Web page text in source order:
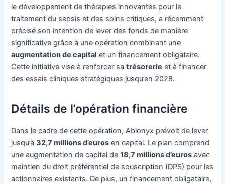
le développement de thérapies innovantes pour le
traitement du sepsis et des soins critiques, a récemment
précisé son intention de lever des fonds de manière
significative grâce à une opération combinant une
augmentation de capital et un financement obligataire.
Cette initiative vise à renforcer satrésorerie et à financer
des essais cliniques stratégiques jusqu’en 2028.
Détails de l’opération financière
Dans le cadre de cette opération, Abionyx prévoit de lever
jusqu’à32,7 millions d’euros en capital. Le plan comprend
une augmentation de capital de18,7 millions d’euros avec
maintien du droit préférentiel de souscription (DPS) pour les
actionnaires existants. De plus, un financement obligataire,